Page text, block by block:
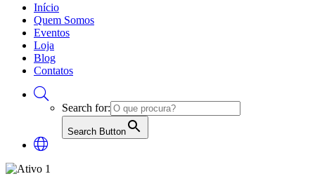
Início
Quem Somos
Eventos
Loja
Blog
Contatos
Search for:
Search Button